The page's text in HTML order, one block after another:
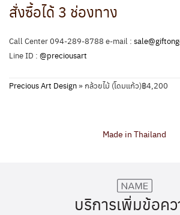
สั่งซื้อได้ 3 ช่องทาง
Call Center 094-289-8788 e-mail :
Line ID : @preciousart
Precious Art Design» กล้วยไม้ (โดมแก้ว)฿4,200
Made in Thailand
บริการเพิ่มข้อค